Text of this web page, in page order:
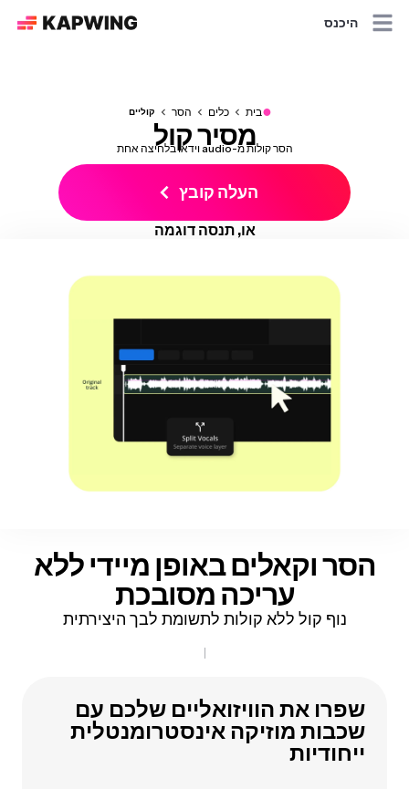
היכנס
●בית כלים הסר קוליים
מסיר קולהסר קולות מ-audio וידאו בלחיצה אחת
העלה קובץ
או, תנסה דוגמה
הסר וקאלים באופן מיידיללא
עריכה מסובכת
נוף קול ללא קולות לתשומת לבך היצירתית
שפרו את הוויזואליים שלכם עם
שכבות מוזיקה אינסטרומנטלית
ייחודיות